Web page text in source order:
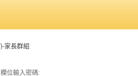
家長群組
位輸入密碼: